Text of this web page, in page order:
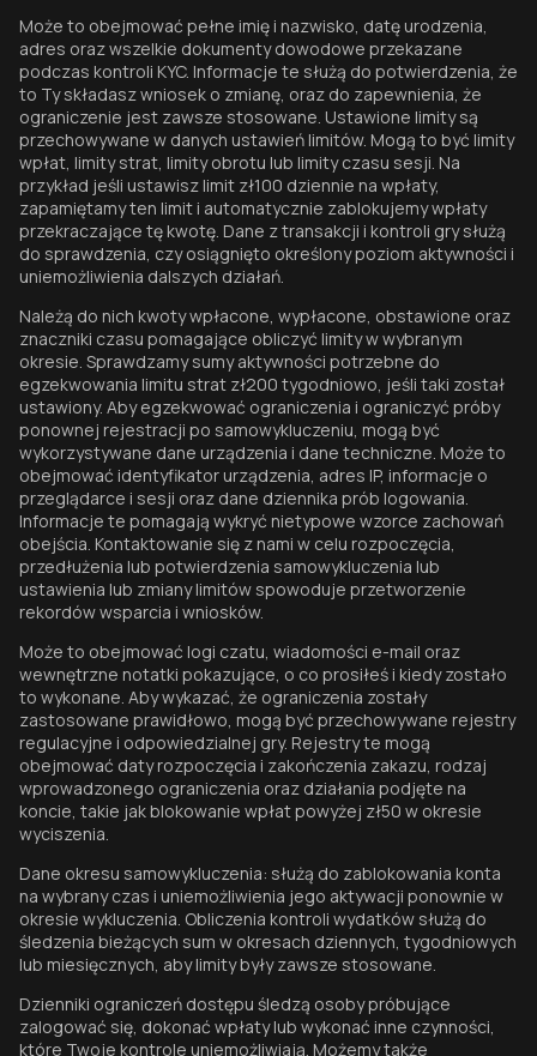
Może to obejmować pełne imię i nazwisko, datę urodzenia,
adres oraz wszelkie dokumenty dowodowe przekazane
podczas kontroli KYC. Informacje te służą do potwierdzenia, że
to Ty składasz wniosek o zmianę, oraz do zapewnienia, że
ograniczenie jest zawsze stosowane. Ustawione limity są
przechowywane w danych ustawień limitów. Mogą to być limity
wpłat, limity strat, limity obrotu lub limity czasu sesji. Na
przykład jeśli ustawisz limit zł100 dziennie na wpłaty,
zapamiętamy ten limit i automatycznie zablokujemy wpłaty
przekraczające tę kwotę. Dane z transakcji i kontroli gry służą
do sprawdzenia, czy osiągnięto określony poziom aktywności i
uniemożliwienia dalszych działań.
Należą do nich kwoty wpłacone, wypłacone, obstawione oraz
znaczniki czasu pomagające obliczyć limity w wybranym
okresie. Sprawdzamy sumy aktywności potrzebne do
egzekwowania limitu strat zł200 tygodniowo, jeśli taki został
ustawiony. Aby egzekwować ograniczenia i ograniczyć próby
ponownej rejestracji po samowykluczeniu, mogą być
wykorzystywane dane urządzenia i dane techniczne. Może to
obejmować identyfikator urządzenia, adres IP, informacje o
przeglądarce i sesji oraz dane dziennika prób logowania.
Informacje te pomagają wykryć nietypowe wzorce zachowań
obejścia. Kontaktowanie się z nami w celu rozpoczęcia,
przedłużenia lub potwierdzenia samowykluczenia lub
ustawienia lub zmiany limitów spowoduje przetworzenie
rekordów wsparcia i wniosków.
Może to obejmować logi czatu, wiadomości e-mail oraz
wewnętrzne notatki pokazujące, o co prosiłeś i kiedy zostało
to wykonane. Aby wykazać, że ograniczenia zostały
zastosowane prawidłowo, mogą być przechowywane rejestry
regulacyjne i odpowiedzialnej gry. Rejestry te mogą
obejmować daty rozpoczęcia i zakończenia zakazu, rodzaj
wprowadzonego ograniczenia oraz działania podjęte na
koncie, takie jak blokowanie wpłat powyżej zł50 w okresie
wyciszenia.
Dane okresu samowykluczenia: służą do zablokowania konta
na wybrany czas i uniemożliwienia jego aktywacji ponownie w
okresie wykluczenia. Obliczenia kontroli wydatków służą do
śledzenia bieżących sum w okresach dziennych, tygodniowych
lub miesięcznych, aby limity były zawsze stosowane.
Dzienniki ograniczeń dostępu śledzą osoby próbujące
zalogować się, dokonać wpłaty lub wykonać inne czynności,
które Twoje kontrole uniemożliwiają. Możemy także